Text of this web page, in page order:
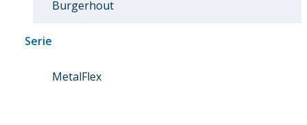
Burgerhout
Serie
MetalFlex